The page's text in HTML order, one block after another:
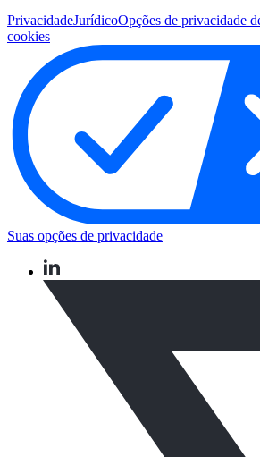
PrivacidadeJurídicoOpções de privacidade
cookies
Suas opções de privacidade